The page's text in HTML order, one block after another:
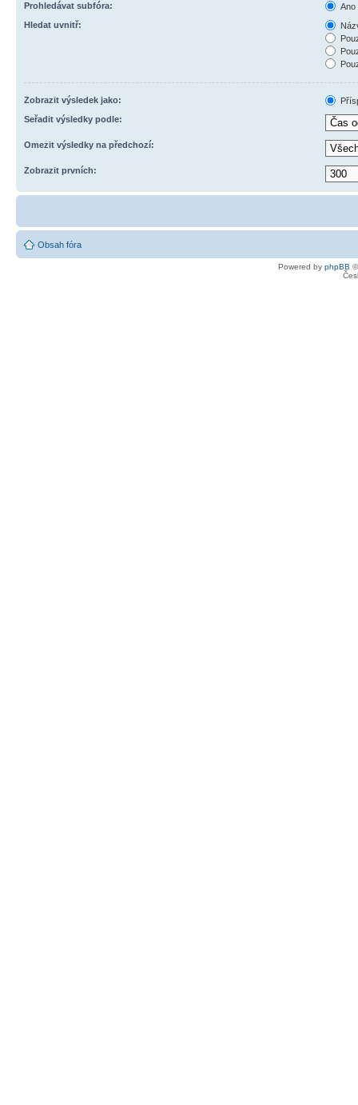
Prohledávat subfóra:
Ano
Hledat uvnitř:
Zobrazit výsledek jako:
Seřadit výsledky podle:
Omezit výsledky na předchozí:
Zobrazit prvních:
Obsah fóra
Powered by phpBB